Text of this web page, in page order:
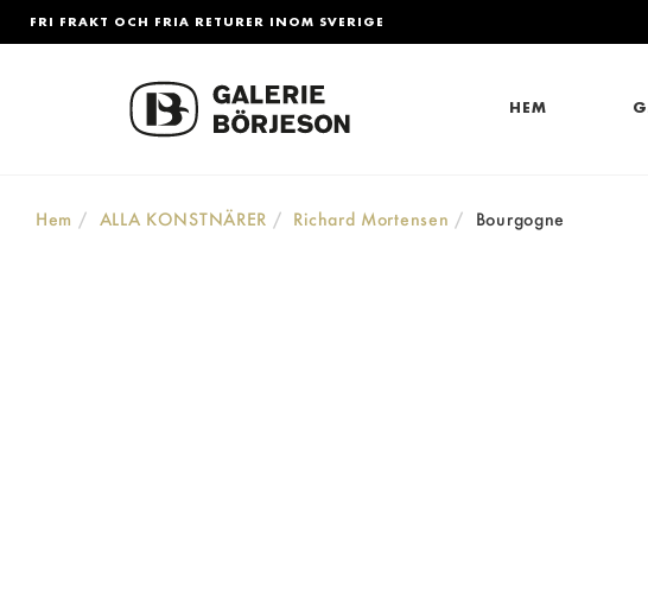
FRI FRAKT OCH FRIA RETURER INOM SVERIGE
HEM
Hem ALLA KONSTNÄRER Richard Mortensen Bourgogne